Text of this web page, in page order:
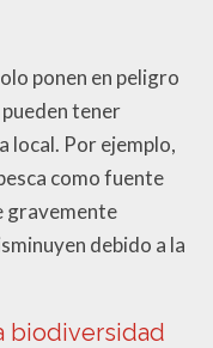
ponen en peligro
tener
local. Por ejemplo,
como fuente
gravemente
debido a la
biodiversidad